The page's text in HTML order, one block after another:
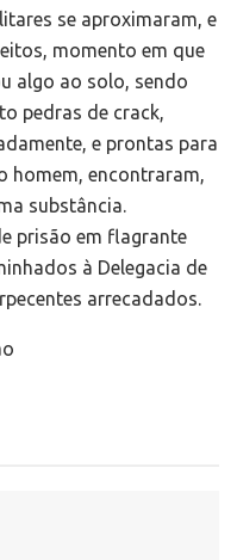
se aproximaram, e
momento em que
algo ao solo, sendo
pedras de crack,
e prontas para
homem, encontraram,
substância.
prisão em flagrante
à Delegacia de
arrecadados.